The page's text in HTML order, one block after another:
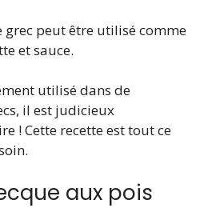
grec peut être utilisé comme
et sauce.
utilisé dans de
il est judicieux
! Cette recette est tout ce
aux pois